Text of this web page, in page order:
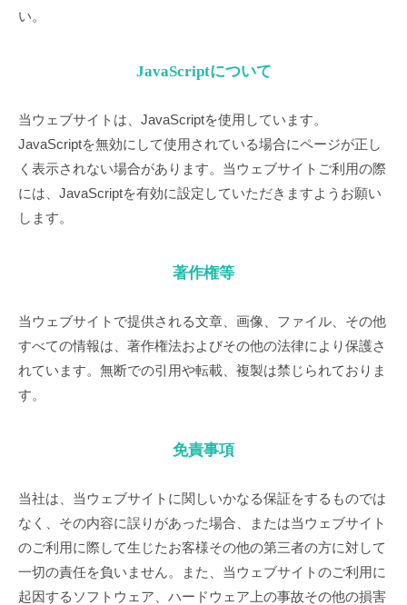
い。
JavaScriptについて
当ウェブサイトは、JavaScriptを使用しています。
JavaScriptを無効にして使用されている場合にページが正し
く表示されない場合があります。当ウェブサイトご利用の際
には、JavaScriptを有効に設定していただきますようお願い
します。
著作権等
当ウェブサイトで提供される文章、画像、ファイル、その他
すべての情報は、著作権法およびその他の法律により保護さ
れています。無断での引用や転載、複製は禁じられておりま
す。
免責事項
当社は、当ウェブサイトに関しいかなる保証をするものでは
なく、その内容に誤りがあった場合、または当ウェブサイト
のご利用に際して生じたお客様その他の第三者の方に対して
一切の責任を負いません。また、当ウェブサイトのご利用に
起因するソフトウェア、ハードウェア上の事故その他の損害